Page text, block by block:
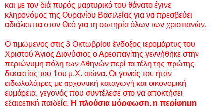
και με τον διά πυρός μαρτυρικό του θάνατο έγινε
κληρονόμος της Ουρανίου Βασιλείας για να πρεσβεύει
αδιάλειπτα στον Θεό για τη σωτηρία όλων των χριστιανών.
Ο τιμώμενος στις 3 Οκτωβρίου ένδοξος ιερομάρτυς του
Χριστού Άγιος Διονύσιος ο Αρεοπαγίτης γεννήθηκε στην
περιώνυμη πόλη των Αθηνών περί τα τέλη της πρώτης
δεκαετίας του 1ου μ.Χ. αιώνα. Οι γονείς του ήταν
ειδωλολάτρες με αρχοντική καταγωγή και οικονομική
ευμάρεια, γεγονός που συντέλεσε στο να αποκτήσει
εξαιρετική παιδεία. Η πλούσια μόρφωση, η περίφημη